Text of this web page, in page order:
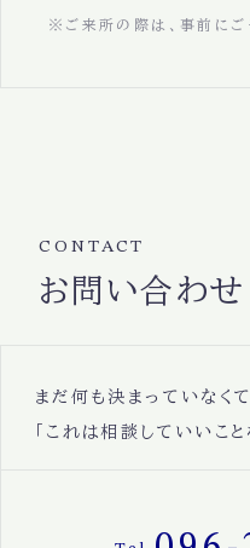
※ご来所の際は、事前にご
CONTACT
お問い合わせ
まだ何も決まっていなく
「これは相談していいこと